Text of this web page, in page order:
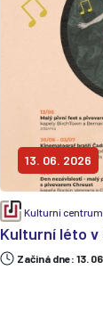
13. 06. 2026
Kulturní
Kulturní léto v
Začiná dne: 13.